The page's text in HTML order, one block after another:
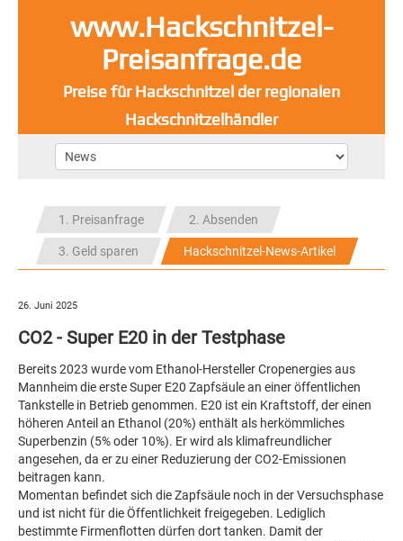
www.Hackschnitzel-
Preisanfrage.de
Preise für Hackschnitzel der regionalen
Hackschnitzelhändler
1. Preisanfrage 2. Absenden
3. Geld sparen Hackschnitzel-News-Artikel
26. Juni 2025
CO2 - Super E20 in der Testphase
Bereits 2023 wurde vom Ethanol-Hersteller Cropenergies aus
Mannheim die erste Super E20 Zapfsäule an einer öffentlichen
Tankstelle in Betrieb genommen. E20 ist ein Kraftstoff, der einen
höheren Anteil an Ethanol (20%) enthält als herkömmliches
Superbenzin (5% oder 10%). Er wird als klimafreundlicher
angesehen, da er zu einer Reduzierung der CO2-Emissionen
beitragen kann.
Momentan befindet sich die Zapfsäule noch in der Versuchsphase
und ist nicht für die Öffentlichkeit freigegeben. Lediglich
bestimmte Firmenflotten dürfen dort tanken. Damit der